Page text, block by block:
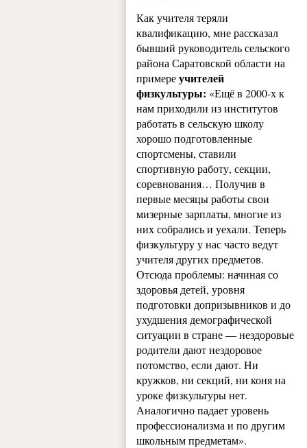
Как учителя теряли
квалификацию, мне рассказал
бывший руководитель сельского
района Саратовской области на
примереучителей
физкультуры: «Ещё в 2000-х к
нам приходили из институтов
работать в сельскую школу
хорошо подготовленные
спортсмены, ставили
спортивную работу, секции,
соревнования… Получив в
первые месяцы работы свои
мизерные зарплаты, многие из
них собрались и уехали. Теперь
физкультуру у нас часто ведут
учителя других предметов.
Отсюда проблемы: начиная со
здоровья детей, уровня
подготовки допризывников и до
ухудшения демографичес­кой
ситуации в стране — нездоровые
родители дают нездоровое
потомство, если дают. Ни
кружков, ни секций, ни коня на
уроке физкультуры нет.
Аналогично падает уровень
профессионализма и по другим
школьным предметам».